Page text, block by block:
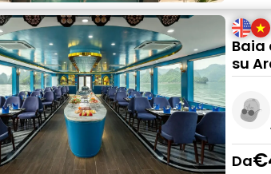
Baia
su
Da